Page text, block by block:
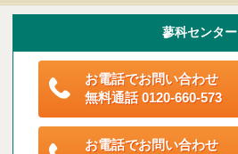
蓼科センター
お電話でお問い合わせ
無料通話 0120-660-573
お電話でお問い合わせ